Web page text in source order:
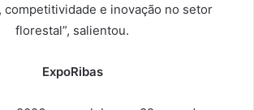
competitividade e inovação no setor
florestal”, salientou.
ExpoRibas